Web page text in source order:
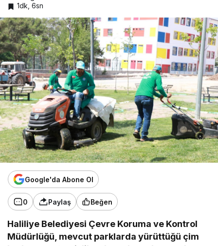
1dk, 6sn
Google'da Abone Ol
0 Paylaş Beğen
Haliliye Belediyesi Çevre Koruma ve Kontrol
Müdürlüğü, mevcut parklarda yürüttüğü çim